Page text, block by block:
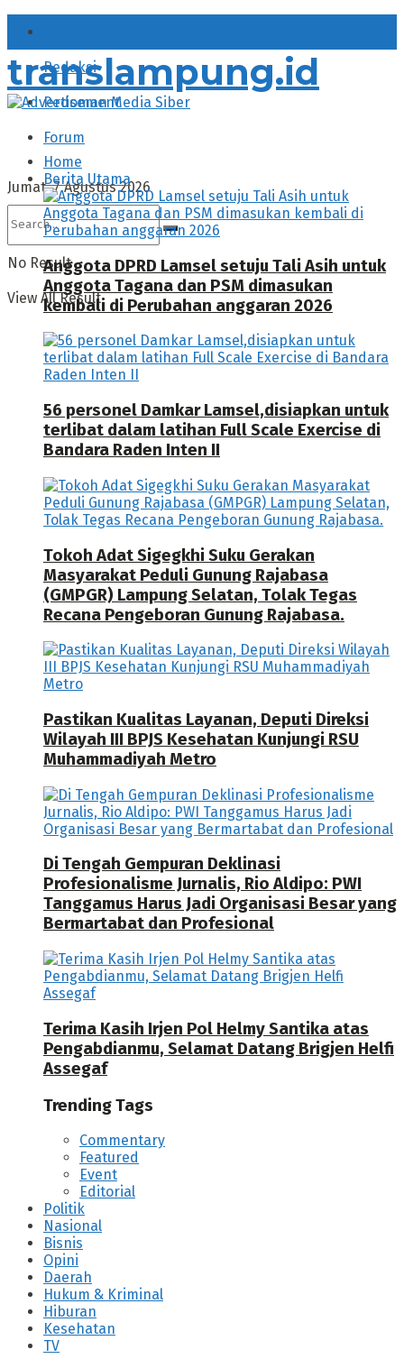
Redaksi
Pedoman Media Siber
Forum
Jumat, 7 Agustus 2026
No Result
View All Result
translampung.id
Home
Berita Utama
Anggota DPRD Lamsel setuju Tali Asih untuk
Anggota Tagana dan PSM dimasukan
kembali di Perubahan anggaran 2026
56 personel Damkar Lamsel,disiapkan untuk
terlibat dalam latihan Full Scale Exercise di
Bandara Raden Inten II
Tokoh Adat Sigegkhi Suku Gerakan
Masyarakat Peduli Gunung Rajabasa
(GMPGR) Lampung Selatan, Tolak Tegas
Recana Pengeboran Gunung Rajabasa.
Pastikan Kualitas Layanan, Deputi Direksi
Wilayah III BPJS Kesehatan Kunjungi RSU
Muhammadiyah Metro
Di Tengah Gempuran Deklinasi
Profesionalisme Jurnalis, Rio Aldipo: PWI
Tanggamus Harus Jadi Organisasi Besar yang
Bermartabat dan Profesional
Terima Kasih Irjen Pol Helmy Santika atas
Pengabdianmu, Selamat Datang Brigjen Helfi
Assegaf
Trending Tags
Commentary
Featured
Event
Editorial
Politik
Nasional
Bisnis
Opini
Daerah
Hukum & Kriminal
Hiburan
Kesehatan
TV